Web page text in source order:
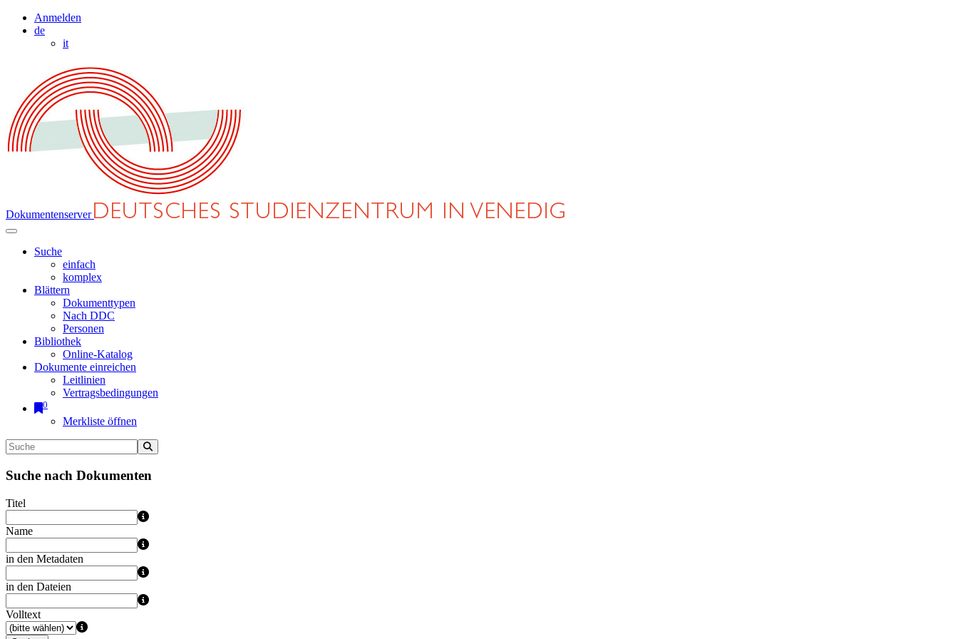
Anmelden
de
it
Dokumentenserver
Suche
einfach
komplex
Blättern
Dokumenttypen
Nach DDC
Personen
Bibliothek
Online-Katalog
Dokumente einreichen
Leitlinien
Vertragsbedingungen
0
Merkliste öffnen
Suche nach Dokumenten
Titel
Name
in den Metadaten
in den Dateien
Volltext